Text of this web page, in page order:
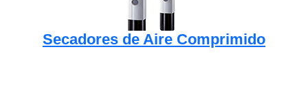
Secadores de Aire Comprimido